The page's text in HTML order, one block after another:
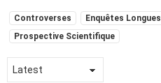
SUBTERMS
Controverses Enquêtes Longues
Prospective Scientifique